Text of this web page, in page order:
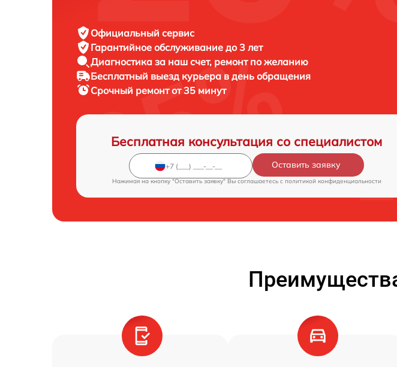
Официальный сервис
Гарантийное обслуживание до 3 лет
Диагностика за наш счет, ремонт по желанию
Бесплатный выезд курьера в день обращения
Срочный ремонтот 35 минут
Бесплатная консультация со специалистом
Оставить заявку
Нажимая на кнопку "Оставить заявку" Вы соглашаетесь c политикой конфиденциальности